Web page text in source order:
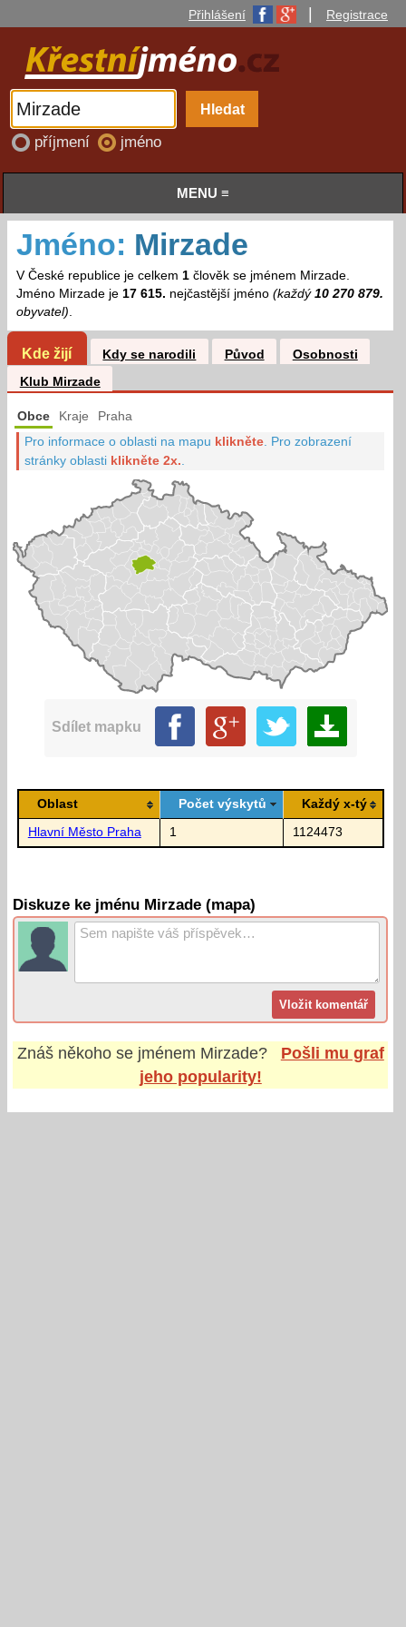
Přihlášení Registrace
příjmení jméno
MENU ≡
Jméno: Mirzade
V České republice je celkem 1člověk se jménem Mirzade.
Jméno Mirzade je 17 615. nejčastější jméno (každý 10 270 879.
obyvatel).
Kde žijí Kdy se narodili Původ
Osobnosti
Klub Mirzade
Obce Kraje Praha
Pro informace o oblasti na mapu klikněte Pro zobrazení
stránky oblasti klikněte 2x.
Sdílet mapku
Oblast Počet výskytů Každý x-tý
Hlavní Město Praha 1 1124473
Diskuze ke jménu Mirzade (mapa)
Znáš někoho se jménem Mirzade?
Pošli mu graf
jeho popularity!